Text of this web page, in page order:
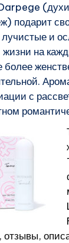
подарит
лучистые и
жизни на
более
с
отзывы,